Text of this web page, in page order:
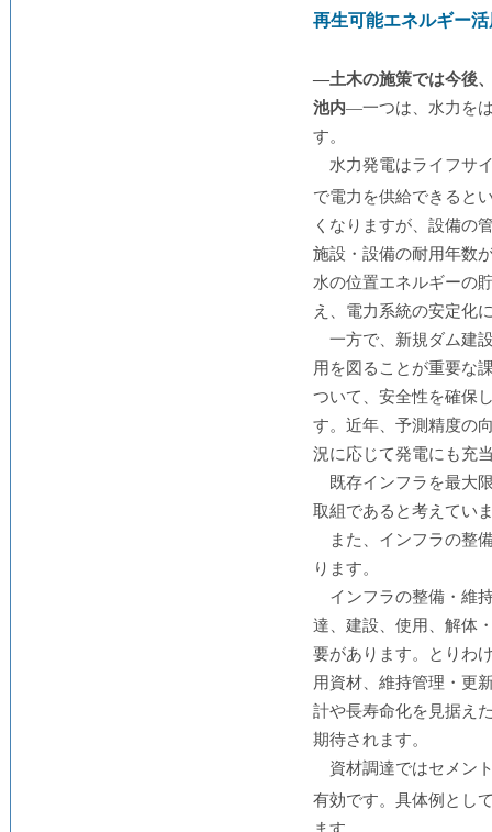
再生可能エネルギー
―土木の施策では今後
池内―一つは、水力を
す。
水力発電はライフサ
で電力を供給できると
くなりますが、設備の
施設・設備の耐用年数
水の位置エネルギーの
え、電力系統の安定化
一方で、新規ダム建
用を図ることが重要な
ついて、安全性を確保
す。近年、予測精度の
況に応じて発電にも充
既存インフラを最大
取組であると考えてい
また、インフラの整
ります。
インフラの整備・維
達、建設、使用、解体
要があります。とりわ
用資材、維持管理・更
計や長寿命化を見据え
期待されます。
資材調達ではセメン
有効です。具体例とし